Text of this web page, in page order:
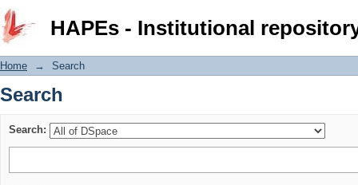
HAPEs - Institutional
Search
Home → Search
Search
Search: